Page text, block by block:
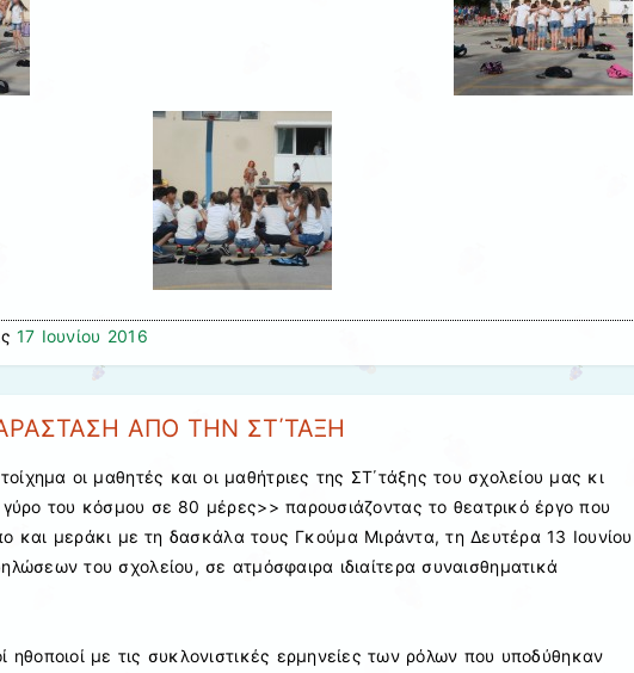
17 Ιουνίου 2016
ΑΠΟ ΤΗΝ ΣΤ΄ΤΑΞΗ
οι μαθητές και οι μαθήτριες της ΣΤ΄τάξης του σχολείου μας κι
του κόσμου σε 80 μέρες>> παρουσιάζοντας το θεατρικό έργο που
και μεράκι με τη δασκάλα τους Γκούμα Μιράντα, τη Δευτέρα 13 Ιουνίου
του σχολείου, σε ατμόσφαιρα ιδιαίτερα συναισθηματικά
ηθοποιοί με τις συκλονιστικές ερμηνείες των ρόλων που υποδύθηκαν